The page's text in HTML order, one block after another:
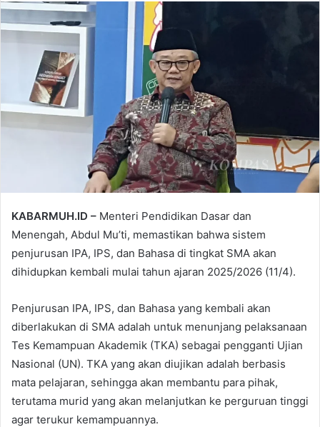
KABARMUH.ID – Menteri Pendidikan Dasar dan
Menengah, Abdul Mu’ti, memastikan bahwa sistem
penjurusan IPA, IPS, dan Bahasa di tingkat SMA akan
dihidupkan kembali mulai tahun ajaran 2025/2026 (11/4).
Penjurusan IPA, IPS, dan Bahasa yang kembali akan
diberlakukan di SMA adalah untuk menunjang pelaksanaan
Tes Kemampuan Akademik (TKA) sebagai pengganti Ujian
Nasional (UN). TKA yang akan diujikan adalah berbasis
mata pelajaran, sehingga akan membantu para pihak,
terutama murid yang akan melanjutkan ke perguruan tinggi
agar terukur kemampuannya.